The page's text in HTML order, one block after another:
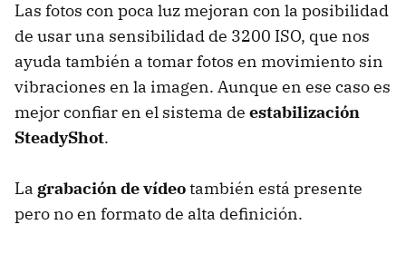
Las fotos con poca luz mejoran con la posibilidad
de usar una sensibilidad de 3200 ISO, que nos
ayuda también a tomar fotos en movimiento sin
vibraciones en la imagen. Aunque en ese caso es
mejor confiar en el sistema de estabilización
SteadyShot.
La grabación de vídeotambién está presente
pero no en formato de alta definición.